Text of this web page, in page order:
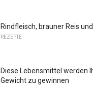
Rindfleisch, brauner Reis
REZEPTE
Diese Lebensmittel werden
Gewicht zu gewinnen